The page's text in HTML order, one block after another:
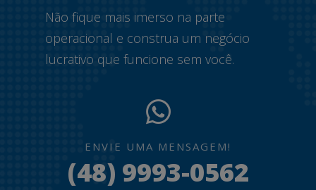
Não fique mais imerso na parte
operacional e construa um negócio
lucrativo que funcione sem você.
ENVIE UMA MENSAGEM!
(48) 9993-0562